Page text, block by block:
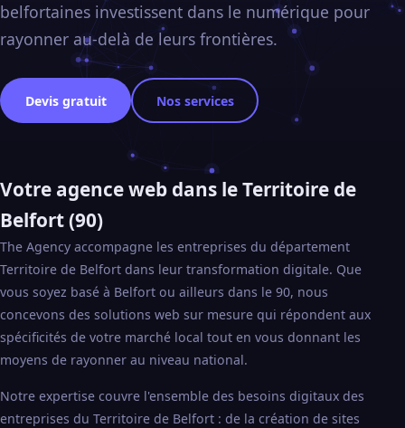
belfortaines investissent dans le numérique pour
rayonner au-delà de leurs frontières.
Devis gratuit Nos services
Votre agence web dans le Territoire de
Belfort (90)
The Agency accompagne les entreprises du département
Territoire de Belfort dans leur transformation digitale. Que
vous soyez basé à Belfort ou ailleurs dans le 90, nous
concevons des solutions web sur mesure qui répondent aux
spécificités de votre marché local tout en vous donnant les
moyens de rayonner au niveau national.
Notre expertise couvre l'ensemble des besoins digitaux des
entreprises du Territoire de Belfort : de la création de sites